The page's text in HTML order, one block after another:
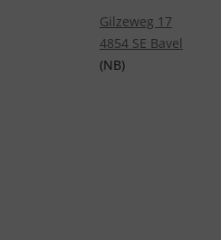
Gilzeweg 17
4854 SE Bavel
(NB)